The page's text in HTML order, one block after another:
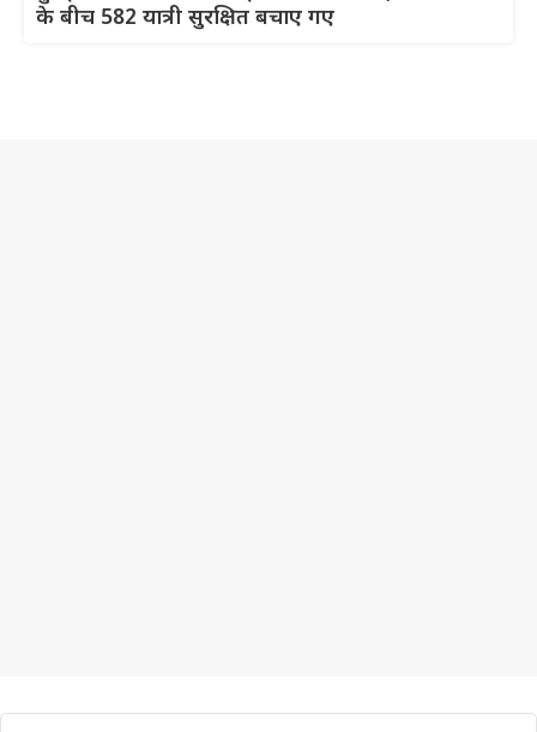
के बीच 582 यात्री सुरक्षित बचाए गए